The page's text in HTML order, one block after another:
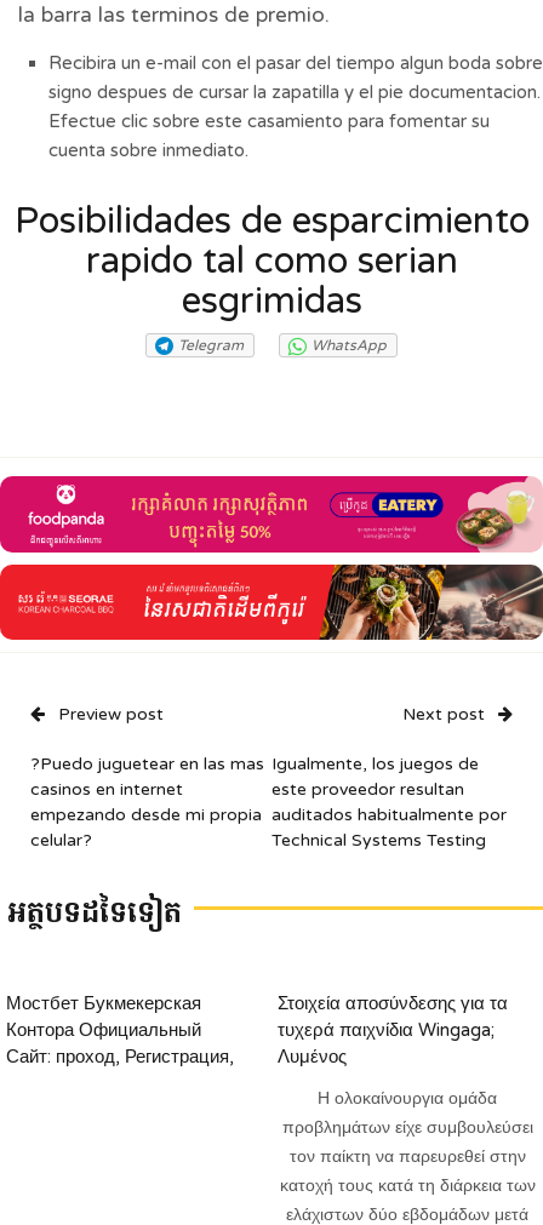
la barra las terminos de premio.
Recibira un e-mail con el pasar del tiempo algun boda sobre
signo despues de cursar la zapatilla y el pie documentacion.
Efectue clic sobre este casamiento para fomentar su
cuenta sobre inmediato.
Posibilidades de esparcimiento
rapido tal como serian
esgrimidas
Telegram WhatsApp
Preview post
?Puedo juguetear en las mas
casinos en internet
empezando desde mi propia
celular?
Next post
Igualmente, los juegos de
este proveedor resultan
auditados habitualmente por
Technical Systems Testing
អត្ថបទដទៃទៀត
Мостбет Букмекерская
Контора Официальный
Сайт: проход, Регистрация,
Στοιχεία αποσύνδεσης για τα
τυχερά παιχνίδια Wingaga;
Λυμένος
Η ολοκαίνουργια ομάδα
προβλημάτων είχε συμβουλεύσει
τον παίκτη να παρευρεθεί στην
κατοχή τους κατά τη διάρκεια των
ελάχιστων δύο εβδομάδων μετά